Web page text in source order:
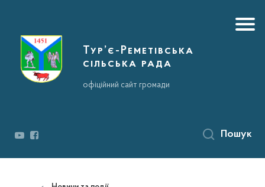
Тур’є-Реметівська
сільська рада
офіційний сайт громади
Пошук